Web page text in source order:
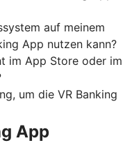
auf meinem
App nutzen kann?
im App Store oder im
um die VR Banking
App